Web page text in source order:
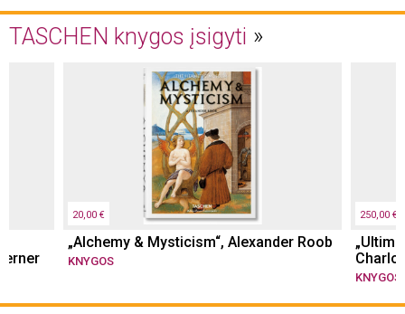
TASCHEN knygos įsigyti
20,00 €
„Alchemy & Mysticism“, Alexander Roob
KNYGOS
250,00 €
KNYGOS